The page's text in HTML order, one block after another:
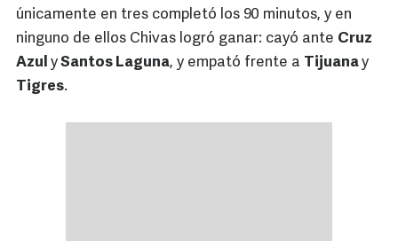
únicamente en tres completó los 90 minutos, y en
ninguno de ellos Chivas logró ganar: cayó ante Cruz
Azul ySantos Laguna, y empató frente a Tijuanay
Tigres.